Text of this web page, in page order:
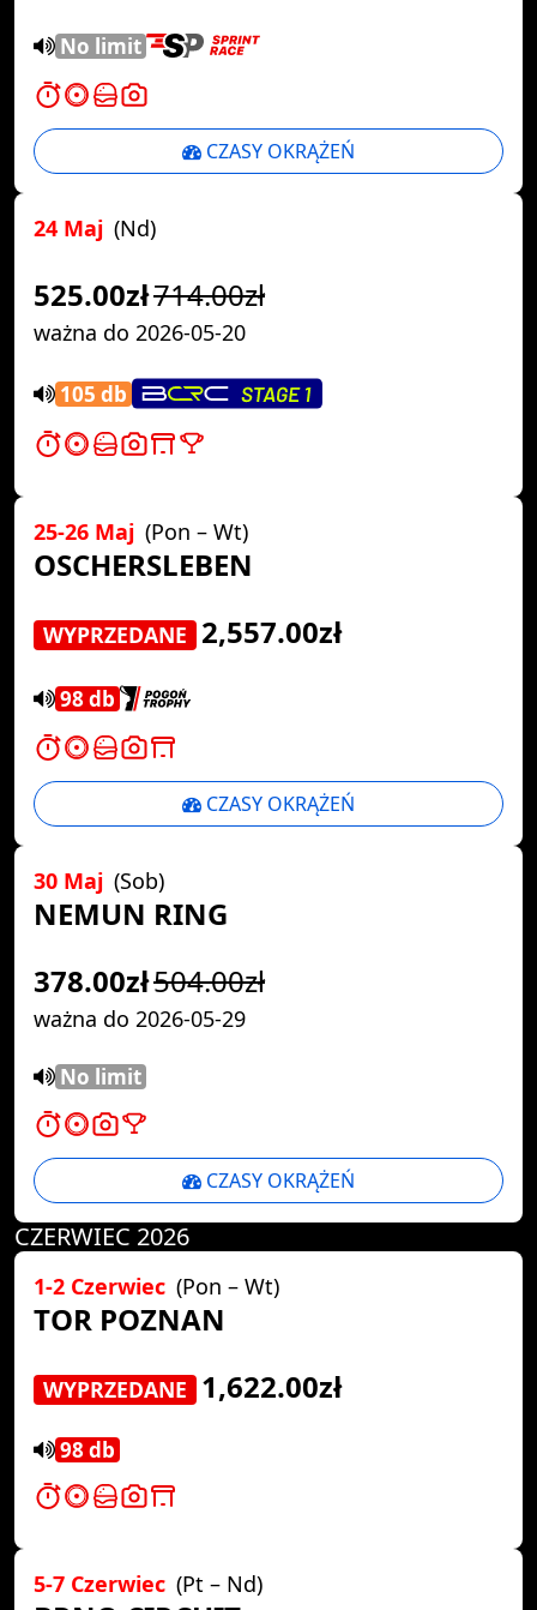
No limit
CZASY OKRĄŻEŃ
24 Maj (Nd)
525.00zł714.00zł
ważna do 2026-05-20
105 db
25-26 Maj (Pon – Wt)
OSCHERSLEBEN
WYPRZEDANE 2,557.00zł
98 db
CZASY OKRĄŻEŃ
30 Maj (Sob)
NEMUN RING
378.00zł504.00zł
ważna do 2026-05-29
No limit
CZASY OKRĄŻEŃ
CZERWIEC 2026
1-2 Czerwiec (Pon – Wt)
TOR POZNAN
WYPRZEDANE 1,622.00zł
98 db
5-7 Czerwiec (Pt – Nd)